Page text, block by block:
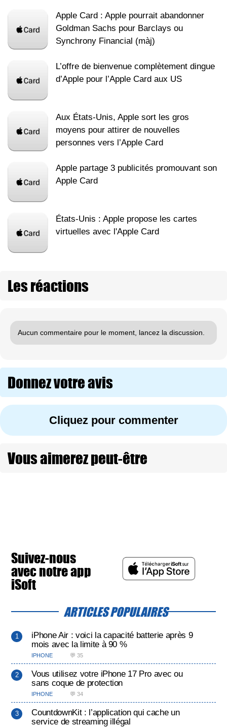
Apple Card : Apple pourrait abandonner
Goldman Sachs pour Barclays ou
Synchrony Financial (màj)
L’offre de bienvenue complètement dingue
d’Apple pour l’Apple Card aux US
Aux États-Unis, Apple sort les gros
moyens pour attirer de nouvelles
personnes vers l’Apple Card
Apple partage 3 publicités promouvant son
Apple Card
États-Unis : Apple propose les cartes
virtuelles avec l'Apple Card
Les réactions
Aucun commentaire pour le moment, lancez la discussion.
Donnez votre avis
Cliquez pour commenter
Vous aimerez peut-être
Suivez-nous
avec notre app
iSoft
ARTICLES POPULAIRES
iPhone Air : voici la capacité batterie après 9
mois avec la limite à 90 %
IPHONE 💬 35
Vous utilisez votre iPhone 17 Pro avec ou
sans coque de protection
IPHONE 💬 34
CountdownKit : l’application qui cache un
service de streaming illégal